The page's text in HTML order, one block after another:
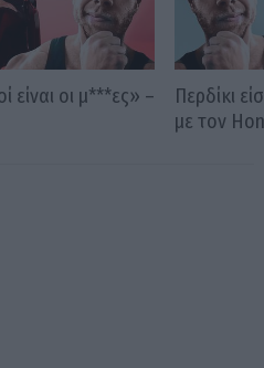
είναι οι μ***ες» –
Περδίκι
με τον